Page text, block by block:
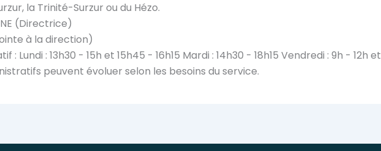
la Trinité-Surzur ou du Hézo.
(Directrice)
à la direction)
Lundi : 13h30 - 15h et 15h45 - 16h15 Mardi : 14h30 - 18h15 Vendredi : 9h - 12h et
peuvent évoluer selon les besoins du service.